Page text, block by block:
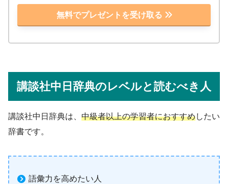
無料でプレゼントを受け取る
講談社中日辞典のレベルと読むべき人
講談社中日辞典は、 中級者以上の学習者におすすめしたい
辞書です。
語彙力を高めたい人